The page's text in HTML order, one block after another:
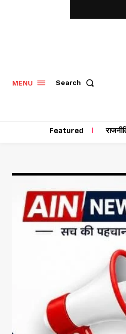
MENU Search
Featured